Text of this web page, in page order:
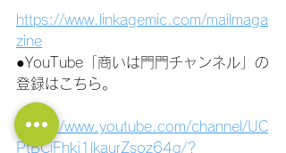
https://www.linkagemic.com/mailmaga
zine
●YouTube「商いは門門チャンネル」の
登録はこちら。
https://www.youtube.com/channel/UC
PtBCiFhkj1lkaurZsoz64g/?